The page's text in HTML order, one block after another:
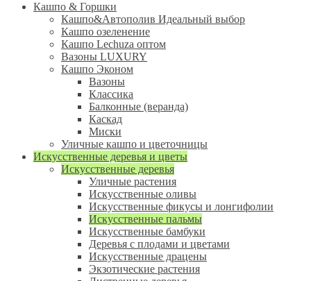
Кашпо & Горшки
Кашпо&Автополив Идеальный выбор
Кашпо озеленение
Кашпо Lechuza оптом
Вазоны LUXURY
Кашпо Эконом
Вазоны
Классика
Балконные (веранда)
Каскад
Миски
Уличные кашпо и цветочницы
Искусственные деревья и цветы
Искусственные деревья
Уличные растения
Искусственные оливы
Искусственные фикусы и лонгифолии
Искусственные пальмы
Искусственные бамбуки
Деревья с плодами и цветами
Искусственные драцены
Экзотические растения